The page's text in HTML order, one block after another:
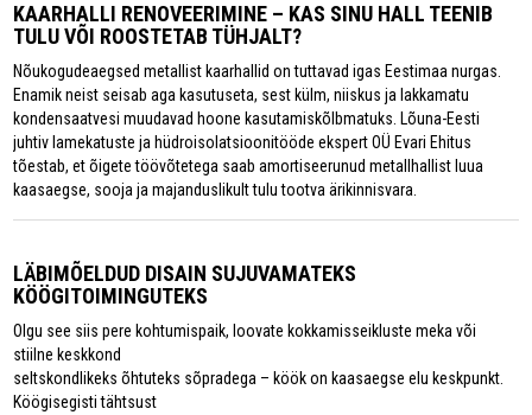
KAARHALLI RENOVEERIMINE – KAS SINU HALL TEENIB
TULU VÕI ROOSTETAB TÜHJALT?
Nõukogudeaegsed metallist kaarhallid on tuttavad igas Eestimaa nurgas.
Enamik neist seisab aga kasutuseta, sest külm, niiskus ja lakkamatu
kondensaatvesi muudavad hoone kasutamiskõlbmatuks. Lõuna-Eesti
juhtiv lamekatuste ja hüdroisolatsioonitööde ekspert OÜ Evari Ehitus
tõestab, et õigete töövõtetega saab amortiseerunud metallhallist luua
kaasaegse, sooja ja majanduslikult tulu tootva ärikinnisvara.
LÄBIMÕELDUD DISAIN SUJUVAMATEKS
KÖÖGITOIMINGUTEKS
Olgu see siis pere kohtumispaik, loovate kokkamisseikluste meka või
stiilne keskkond
seltskondlikeks õhtuteks sõpradega – köök on kaasaegse elu keskpunkt.
Köögisegisti tähtsust